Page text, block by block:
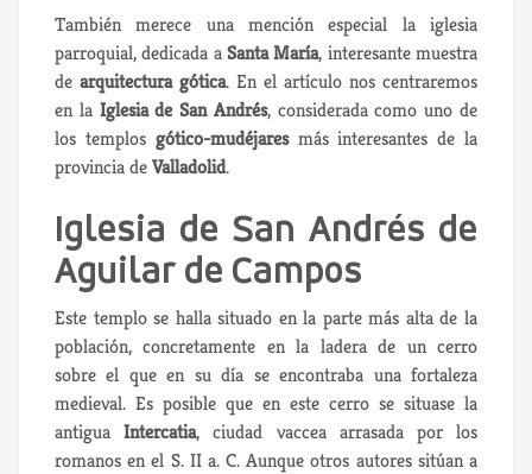
También merece una mención especial la iglesia
parroquial, dedicada aSanta María, interesante muestra
de arquitectura gótica. En el artículo nos centraremos
en la Iglesia de San Andrés, considerada como uno de
los templos gótico-mudéjaresmás interesantes de la
provincia deValladolid.
Iglesia de San Andrés de
Aguilar de Campos
Este templo se halla situado en la parte más alta de la
población, concretamente en la ladera de un cerro
sobre el que en su día se encontraba una fortaleza
medieval. Es posible que en este cerro se situase la
antiguaIntercatia, ciudad vaccea arrasada por los
romanos en el S. II a. C. Aunque otros autores sitúan a